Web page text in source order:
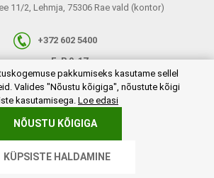
11/2, Lehmja, 75306 Rae vald (kontor)
+372 602 5400
E-R 9-17
info@invaru.ee
Powered bynopCommerce
pakkumiseks kasutame sellel
Valides "Nõustu kõigiga", nõustute kõigi
kasutamisega. Loe edasi
NÕUSTU KÕIGIGA
KÜPSISTE HALDAMINE